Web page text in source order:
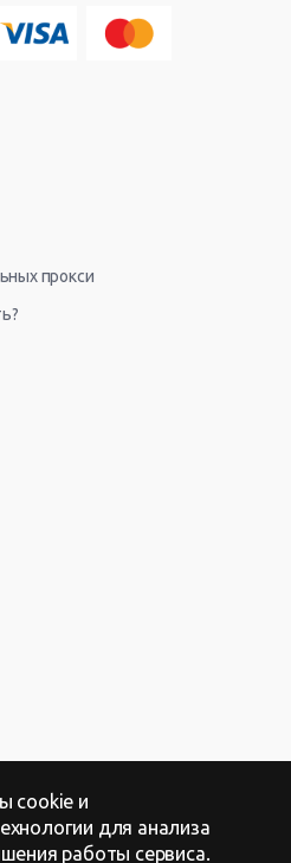
прокси
cookie и
для анализа
работы сервиса.